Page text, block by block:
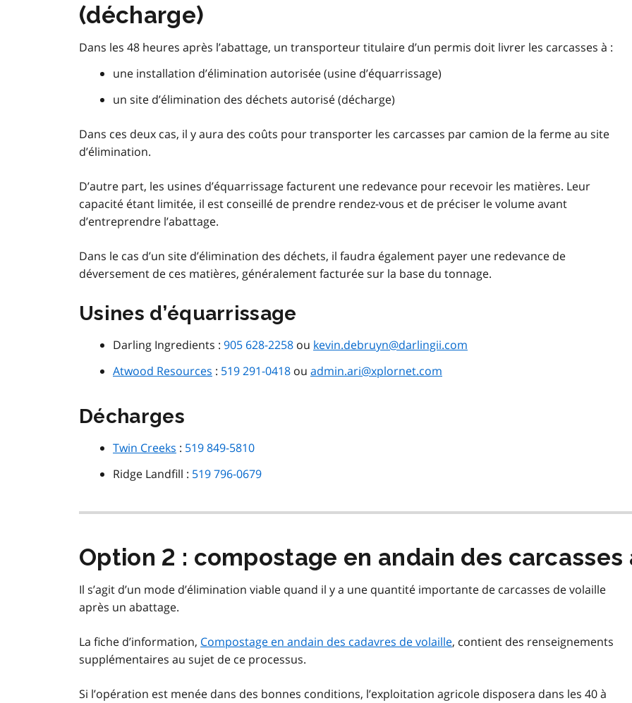
(décharge)
Dans les 48 heures après l’abattage, un transporteur titulaire d’un permis doit livrer les carcasses à :
une installation d’élimination autorisée (usine d’équarrissage)
un site d’élimination des déchets autorisé (décharge)
Dans ces deux cas, il y aura des coûts pour transporter les carcasses par camion de la ferme au site
d’élimination.
D’autre part, les usines d’équarrissage facturent une redevance pour recevoir les matières. Leur
capacité étant limitée, il est conseillé de prendre rendez-vous et de préciser le volume avant
d’entreprendre l’abattage.
Dans le cas d’un site d’élimination des déchets, il faudra également payer une redevance de
déversement de ces matières, généralement facturée sur la base du tonnage.
Usines d’équarrissage
Darling Ingredients : 905 628-2258 ou kevin.debruyn@darlingii.com
Atwood Resources : 519 291-0418 ou admin.ari@xplornet.com
Décharges
Twin Creeks : 519 849-5810
Ridge Landfill : 519 796-0679
Option 2 : compostage en andain des
Il s’agit d’un mode d’élimination viable quand il y a une quantité importante de carcasses de volaille
après un abattage.
La fiche d’information, Compostage en andain des cadavres de volaille, contient des renseignements
supplémentaires au sujet de ce processus.
Si l’opération est menée dans des bonnes conditions, l’exploitation agricole disposera dans les 40 à